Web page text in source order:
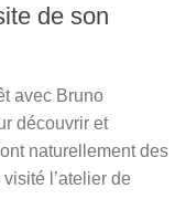
de son
avec Bruno
découvrir et
naturellement des
l’atelier de